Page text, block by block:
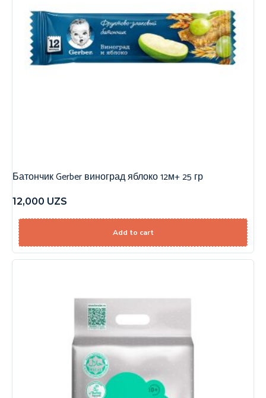
Батончик Gerber виноград яблоко 12м+ 25 гр
12,000 UZS
Add to cart